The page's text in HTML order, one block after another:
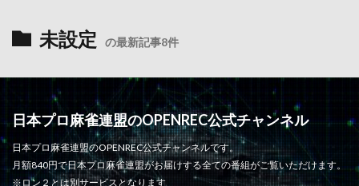
未設定 の最新記事8件
日本プロ麻雀連盟のOPENREC公式チャンネル
日本プロ麻雀連盟のOPENREC公式チャンネルです。
月額840円で日本プロ麻雀連盟がお届けする全ての番組がご覧いただけます。
※ロン２とは別サービスとなります